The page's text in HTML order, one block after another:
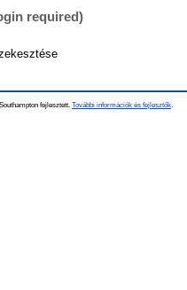
required)
fejlesztett. További információk és fejlesztők